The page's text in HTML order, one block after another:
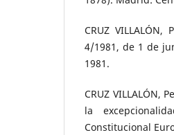
CRUZ
4/1981, de 1 de
1981.
CRUZ VILLALÓN,
la
Constitucional